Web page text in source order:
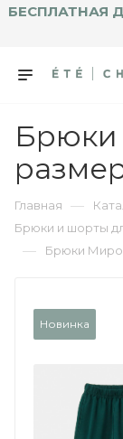
БЕСПЛАТНАЯ
Брюки
Главная —
Брюки и шорты
— Брюки
Новинка